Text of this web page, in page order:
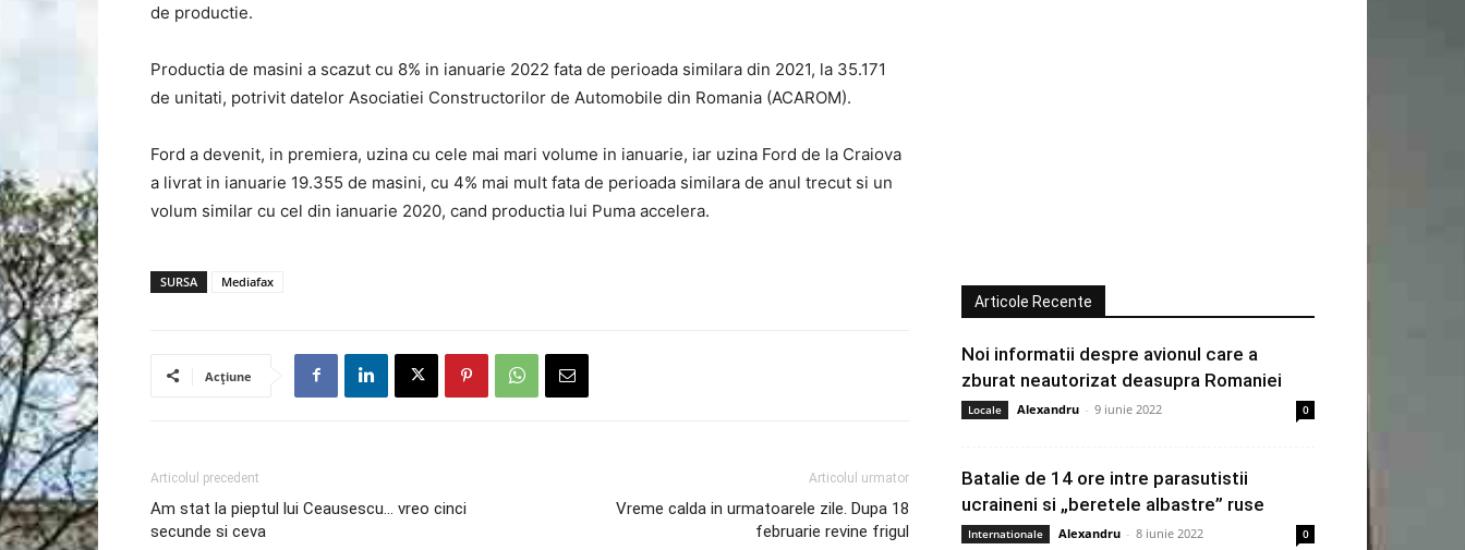
de productie.
Productia de masini a scazut cu 8% in ianuarie 2022 fata de perioada similara din 2021, la 35.171
de unitati, potrivit datelor Asociatiei Constructorilor de Automobile din Romania (ACAROM).
Ford a devenit, in premiera, uzina cu cele mai mari volume in ianuarie, iar uzina Ford de la Craiova
a livrat in ianuarie 19.355 de masini, cu 4% mai mult fata de perioada similara de anul trecut si un
volum similar cu cel din ianuarie 2020, cand productia lui Puma accelera.
SURSA Mediafax
Acțiune
Articolul precedent
Am stat la pieptul lui Ceausescu… vreo cinci
secunde si ceva
Articolul urmator
Vreme calda in urmatoarele zile. Dupa 18
februarie revine frigul
Articole Recente
Noi informatii despre avionul care a
zburat neautorizat deasupra Romaniei
Locale Alexandru - 9 iunie 2022 0
Batalie de 14 ore intre parasutistii
ucraineni si „beretele albastre” ruse
Internationale Alexandru - 8 iunie 2022 0